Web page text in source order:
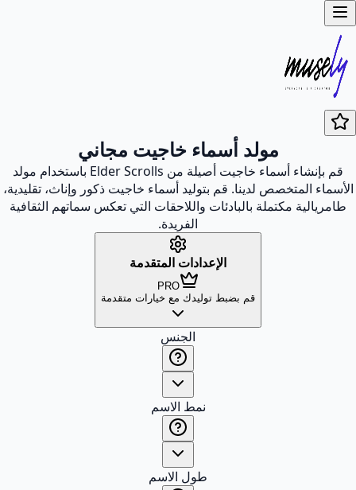
مولد أسماء خاجيت مجاني
قم بإنشاء أسماء خاجيت أصيلة من Elder Scrolls باستخدام مولد
الأسماء المتخصص لدينا. قم بتوليد أسماء خاجيت ذكور وإناث، تقليدية،
طامريالية مكتملة بالبادئات واللاحقات التي تعكس سماتهم الثقافية
الفريدة.
الإعدادات المتقدمة
PRO
قم بضبط توليدك مع خيارات متقدمة
الجنس
نمط الاسم
طول الاسم